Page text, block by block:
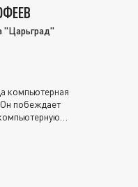
"Царьград"
компьютерная
Он побеждает